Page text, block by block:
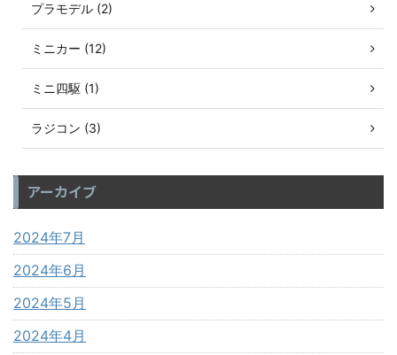
プラモデル (2)
ミニカー (12)
ミニ四駆 (1)
ラジコン (3)
アーカイブ
2024年7月
2024年6月
2024年5月
2024年4月